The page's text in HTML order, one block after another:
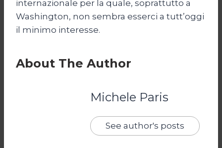
internazionale per la quale, soprattutto a
Washington, non sembra esserci a tutt’oggi
il minimo interesse.
About The Author
Michele Paris
See author's posts